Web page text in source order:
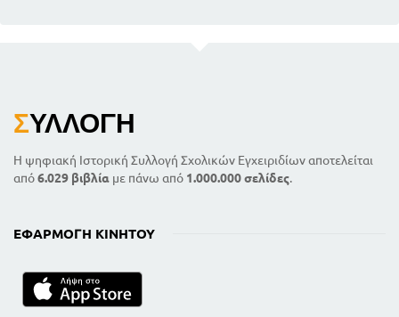
ΣΥΛΛΟΓΉ
Η ψηφιακή Ιστορική Συλλογή Σχολικών Εγχειριδίων αποτελείται
από6.029 βιβλία με πάνω από 1.000.000 σελίδες.
ΕΦΑΡΜΟΓΉ ΚΙΝΗΤΟΎ